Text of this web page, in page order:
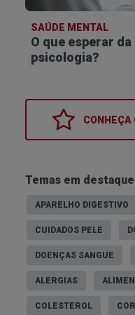
SAÚDE MENTAL
O que esperar
psicologia?
CONHEÇA
Temas em destaque
APARELHO DIGESTIVO
CUIDADOS PELE
DOENÇAS SANGUE
ALERGIAS
COLESTEROL